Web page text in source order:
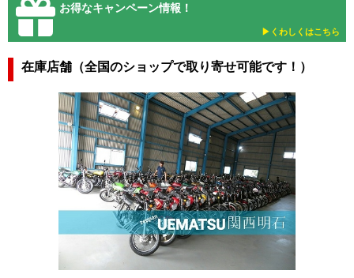
お得なキャンペーン情報！
▶︎くわしくはこちら
在庫店舗（全国のショップで取り寄せ可能です！）